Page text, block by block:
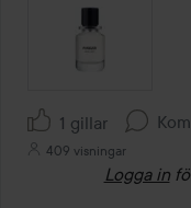
1 gillar
409 visningar
Logga in